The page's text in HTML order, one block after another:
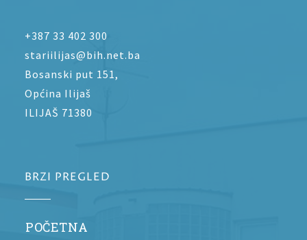
+387 33 402 300
stariilijas@bih.net.ba
Bosanski put 151,
Općina Ilijaš
ILIJAŠ 71380
BRZI PREGLED
POČETNA